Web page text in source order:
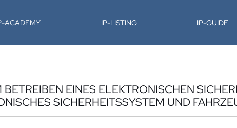
ACADEMY IP-LISTING IP-GUIDE
EINES ELEKTRONISCHEN
SICHERHEITSSYSTEM UND